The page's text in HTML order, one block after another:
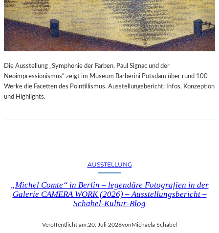
Die Ausstellung „Symphonie der Farben. Paul Signac und der
Neoimpressionismus“ zeigt im Museum Barberini Potsdam über rund 100
Werke die Facetten des Pointillismus. Ausstellungsbericht: Infos, Konzeption
und Highlights.
AUSSTELLUNG
„Michel Comte“ in Berlin – legendäre Fotografien in der
Galerie CAMERA WORK (2026) – Ausstellungsbericht –
Schabel-Kultur-Blog
Veröffentlicht am:20. Juli 2026von Michaela Schabel